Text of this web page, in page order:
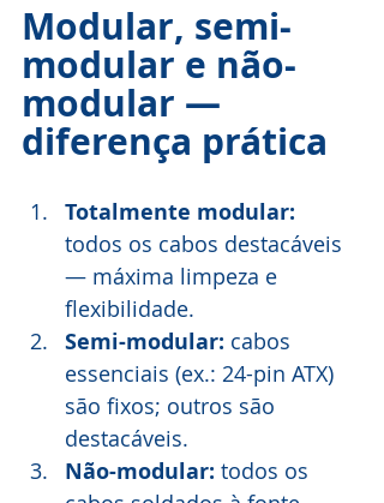
Modular, semi-
modular e não-
modular —
diferença prática
Totalmente modular:
todos os cabos destacáveis
— máxima limpeza e
flexibilidade.
Semi-modular: cabos
essenciais (ex.: 24-pin ATX)
são fixos; outros são
destacáveis.
Não-modular: todos os